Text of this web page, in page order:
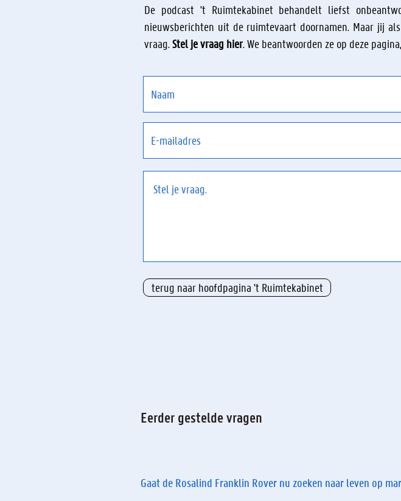
De podcast 't Ruimtekabinet behandelt liefst
nieuwsberichten uit de ruimtevaart doornamen. Maar jij
vraag.Stel je vraag hier. We beantwoorden ze op deze
terug naar hoofdpagina 't Ruimtekabinet
Eerder gestelde vragen
Gaat de Rosalind Franklin Rover nu zoeken naar leven op